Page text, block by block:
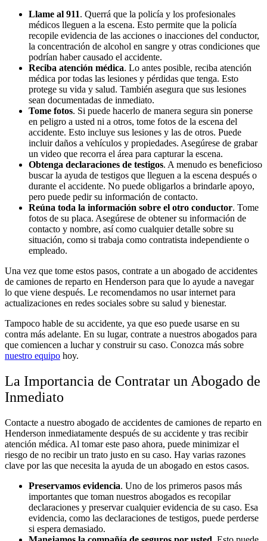
Llame al 911. Querrá que la policía y los profesionales
médicos lleguen a la escena. Esto permite que la policía
recopile evidencia de las acciones o inacciones del conductor,
la concentración de alcohol en sangre y otras condiciones que
podrían haber causado el accidente.
Reciba atención médica. Lo antes posible, reciba atención
médica por todas las lesiones y pérdidas que tenga. Esto
protege su vida y salud. También asegura que sus lesiones
sean documentadas de inmediato.
Tome fotos. Si puede hacerlo de manera segura sin ponerse
en peligro a usted ni a otros, tome fotos de la escena del
accidente. Esto incluye sus lesiones y las de otros. Puede
incluir daños a vehículos y propiedades. Asegúrese de grabar
un video que recorra el área para capturar la escena.
Obtenga declaraciones de testigos. A menudo es beneficioso
buscar la ayuda de testigos que lleguen a la escena después o
durante el accidente. No puede obligarlos a brindarle apoyo,
pero puede pedir su información de contacto.
Reúna toda la información sobre el otro conductor. Tome
fotos de su placa. Asegúrese de obtener su información de
contacto y nombre, así como cualquier detalle sobre su
situación, como si trabaja como contratista independiente o
empleado.
Una vez que tome estos pasos, contrate a un abogado de accidentes
de camiones de reparto en Henderson para que lo ayude a navegar
lo que viene después. Le recomendamos no usar internet para
actualizaciones en redes sociales sobre su salud y bienestar.
Tampoco hable de su accidente, ya que eso puede usarse en su
contra más adelante. En su lugar, contrate a nuestros abogados para
que comiencen a luchar y construir su caso. Conozca más sobre
nuestro equipo hoy.
La Importancia de Contratar un Abogado de
Inmediato
Contacte a nuestro abogado de accidentes de camiones de reparto en
Henderson inmediatamente después de su accidente y tras recibir
atención médica. Al tomar este paso ahora, puede minimizar el
riesgo de no recibir un trato justo en su caso. Hay varias razones
clave por las que necesita la ayuda de un abogado en estos casos.
Preservamos evidencia. Uno de los primeros pasos más
importantes que toman nuestros abogados es recopilar
declaraciones y preservar cualquier evidencia de su caso. Esa
evidencia, como las declaraciones de testigos, puede perderse
si espera demasiado.